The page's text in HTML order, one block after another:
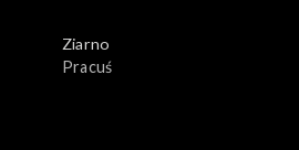
Ziarno
Pracuś